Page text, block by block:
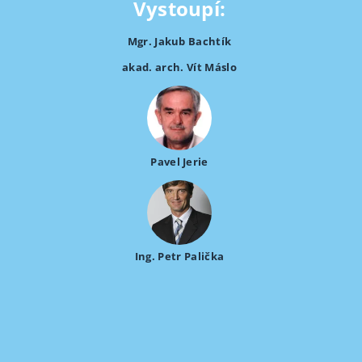
Vystoupí:
Mgr. Jakub Bachtík
akad. arch. Vít Máslo
Pavel Jerie
Ing. Petr Palička